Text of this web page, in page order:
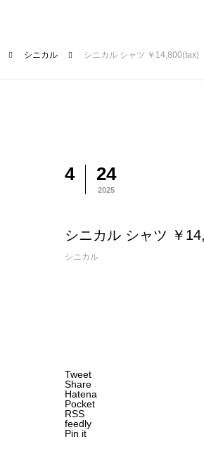
シニカル シニカル シャツ ￥14,800(tax)
4 24
2025
シニカル シャツ ￥
シニカル
Tweet
Share
Hatena
Pocket
RSS
feedly
Pin it